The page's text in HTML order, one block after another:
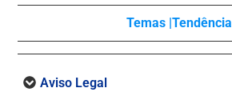
Temas | Tendência
Aviso Legal